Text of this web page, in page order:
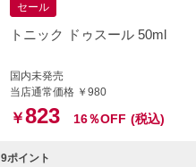
セール
トニック ドゥスール 50ml
国内未発売
当店通常価格 ￥980
￥823 16％OFF (税込)
9ポイント